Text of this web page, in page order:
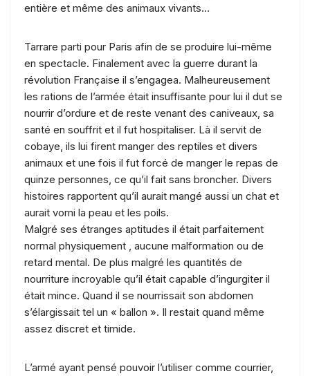
entière et même des animaux vivants…
Tarrare parti pour Paris afin de se produire lui-même
en spectacle. Finalement avec la guerre durant la
révolution Française il s’engagea. Malheureusement
les rations de l’armée était insuffisante pour lui il dut se
nourrir d’ordure et de reste venant des caniveaux, sa
santé en souffrit et il fut hospitaliser. Là il servit de
cobaye, ils lui firent manger des reptiles et divers
animaux et une fois il fut forcé de manger le repas de
quinze personnes, ce qu’il fait sans broncher. Divers
histoires rapportent qu’il aurait mangé aussi un chat et
aurait vomi la peau et les poils.
Malgré ses étranges aptitudes il était parfaitement
normal physiquement , aucune malformation ou de
retard mental. De plus malgré les quantités de
nourriture incroyable qu’il était capable d’ingurgiter il
était mince. Quand il se nourrissait son abdomen
s’élargissait tel un « ballon ». Il restait quand même
assez discret et timide.
L’armé ayant pensé pouvoir l’utiliser comme courrier,